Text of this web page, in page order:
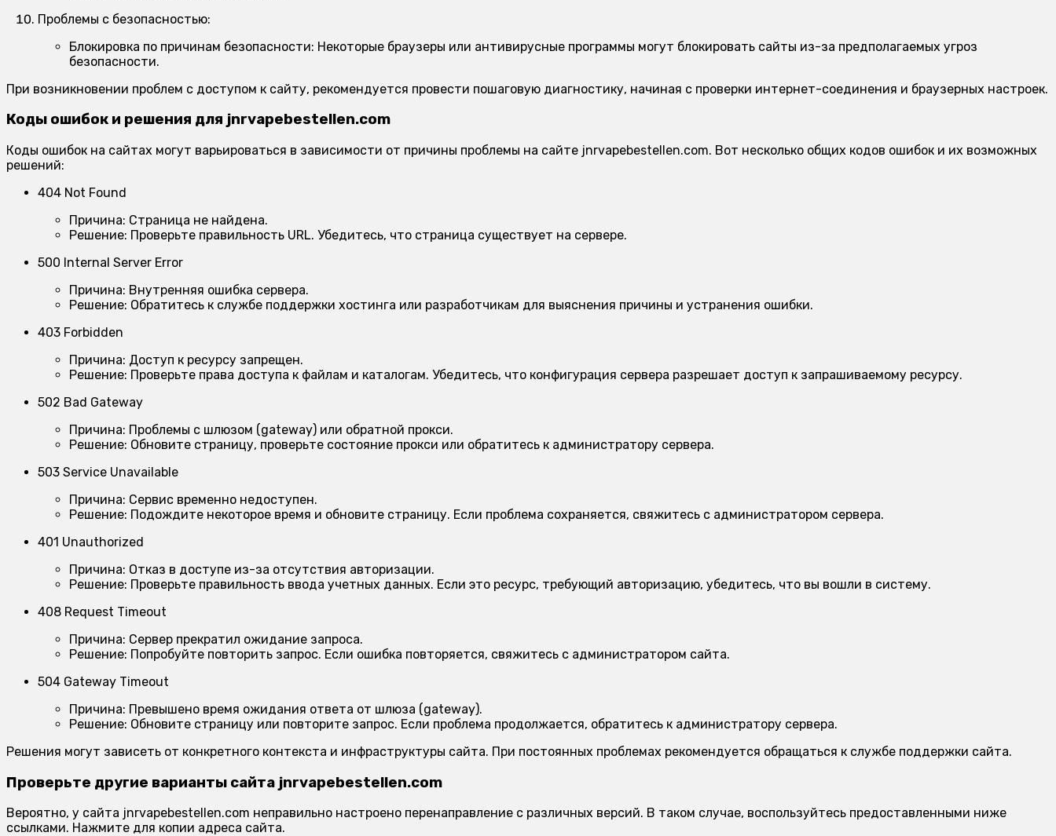
Проблемы с безопасностью:
Блокировка по причинам безопасности: Некоторые браузеры или антивирусные программы могут блокировать сайты из-за предполагаемых угроз
безопасности.
При возникновении проблем с доступом к сайту, рекомендуется провести пошаговую диагностику, начиная с проверки интернет-соединения и браузерных настроек.
Коды ошибок и решения для jnrvapebestellen.com
Коды ошибок на сайтах могут варьироваться в зависимости от причины проблемы на сайте jnrvapebestellen.com. Вот несколько общих кодов ошибок и их возможных
решений:
404 Not Found
Причина: Страница не найдена.
Решение: Проверьте правильность URL. Убедитесь, что страница существует на сервере.
500 Internal Server Error
Причина: Внутренняя ошибка сервера.
Решение: Обратитесь к службе поддержки хостинга или разработчикам для выяснения причины и устранения ошибки.
403 Forbidden
Причина: Доступ к ресурсу запрещен.
Решение: Проверьте права доступа к файлам и каталогам. Убедитесь, что конфигурация сервера разрешает доступ к запрашиваемому ресурсу.
502 Bad Gateway
Причина: Проблемы с шлюзом (gateway) или обратной прокси.
Решение: Обновите страницу, проверьте состояние прокси или обратитесь к администратору сервера.
503 Service Unavailable
Причина: Сервис временно недоступен.
Решение: Подождите некоторое время и обновите страницу. Если проблема сохраняется, свяжитесь с администратором сервера.
401 Unauthorized
Причина: Отказ в доступе из-за отсутствия авторизации.
Решение: Проверьте правильность ввода учетных данных. Если это ресурс, требующий авторизацию, убедитесь, что вы вошли в систему.
408 Request Timeout
Причина: Сервер прекратил ожидание запроса.
Решение: Попробуйте повторить запрос. Если ошибка повторяется, свяжитесь с администратором сайта.
504 Gateway Timeout
Причина: Превышено время ожидания ответа от шлюза (gateway).
Решение: Обновите страницу или повторите запрос. Если проблема продолжается, обратитесь к администратору сервера.
Решения могут зависеть от конкретного контекста и инфраструктуры сайта. При постоянных проблемах рекомендуется обращаться к службе поддержки сайта.
Проверьте другие варианты сайта jnrvapebestellen.com
Вероятно, у сайта jnrvapebestellen.com неправильно настроено перенаправление с различных версий. В таком случае, воспользуйтесь предоставленными ниже
ссылками. Нажмите для копии адреса сайта.